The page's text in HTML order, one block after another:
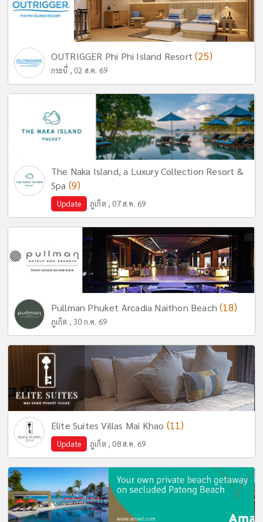
OUTRIGGER Phi Phi Island Resort(25)
กระบี่ , 02 ส.ค. 69
The Naka Island, a Luxury Collection Resort &
Spa (9)
Update ภูเก็ต , 07 ส.ค. 69
Pullman Phuket Arcadia Naithon Beach(18)
ภูเก็ต , 30 ก.ค. 69
Elite Suites Villas Mai Khao (11)
Update ภูเก็ต , 08 ส.ค. 69